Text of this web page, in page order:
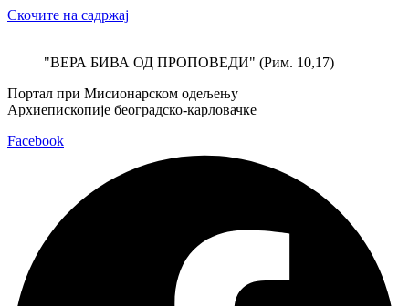
Скочите на садржај
"ВЕРА БИВА ОД ПРОПОВЕДИ" (Рим. 10,17)
Портал при Мисионарском одељењу
Архиепископије београдско-карловачке
Facebook